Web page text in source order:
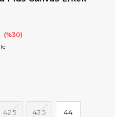
30
42.5 43.5 44